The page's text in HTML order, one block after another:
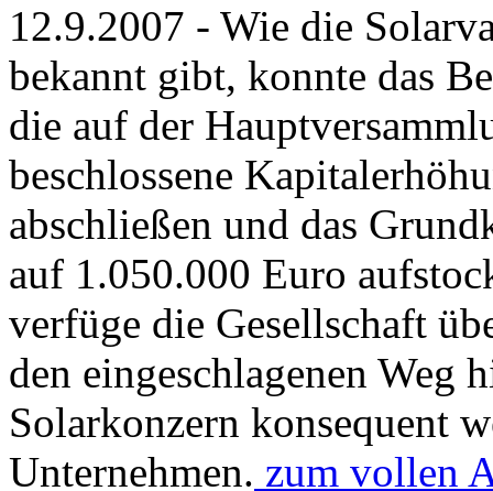
12.9.2007 - Wie die
bekannt gibt, konnte das
die auf der
beschlossene
abschließen und das
auf 1.050.000 Euro
verfüge die Gesellschaft
den eingeschlagenen Weg
Solarkonzern konsequent
Unternehmen. zum vollen